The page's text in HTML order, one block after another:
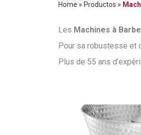
Home » Productos »
Les Machines à
Pour sa robustesse et
Plus de 55 ans